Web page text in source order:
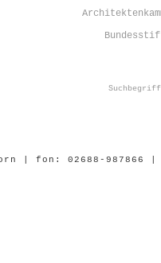
| fon: 02688-987866 |